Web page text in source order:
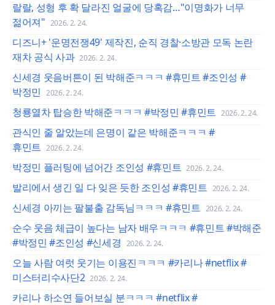
랄랄, 성형 후 확 달라진 얼굴에 당혹감…"이명화가 너무
젊어져" 2026. 2. 24.
디즈니+ '운명전쟁49' 제작진, 순직 경찰·소방관 모독 논란
재차 공식 사과 2026. 2. 24.
신세경 웃음버튼이 된 박해준ㅋㅋㅋ #휴민트 #조인성 #
박정민 2026. 2. 24.
청룡열차 탑승한 박해준ㅋㅋㅋ #박정민 #휴민트 2026. 2. 24.
관식인 줄 알았는데 은명이 같은 박해준ㅋㅋㅋ #
휴민트 2026. 2. 24.
박정민 플러팅에 넘어간 조인성 #휴민트 2026. 2. 24.
발리에서 생긴 일 다 잊은 듯한 조인성 #휴민트 2026. 2. 24.
신세경 아끼는 팔불출 감독님ㅋㅋㅋ #휴민트 2026. 2. 24.
순수 웃음 체급이 높다는 남자 배우ㅋㅋㅋ #휴민트 #박해준
#박정민 #조인성 #신세경 2026. 2. 24.
오늘 사람 여럿 웃기는 이용진ㅋㅋㅋ #카리나 #netflix #
미스터리수사단2 2026. 2. 24.
카리나 하소연 들어보실 분ㅋㅋㅋ #netflix #